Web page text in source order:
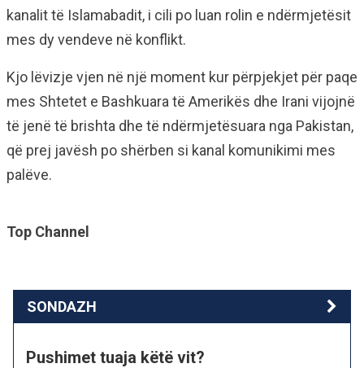
kanalit të Islamabadit, i cili po luan rolin e ndërmjetësit
mes dy vendeve në konflikt.
Kjo lëvizje vjen në një moment kur përpjekjet për paqe
mes Shtetet e Bashkuara të Amerikës dhe Irani vijojnë
të jenë të brishta dhe të ndërmjetësuara nga Pakistan,
që prej javësh po shërben si kanal komunikimi mes
palëve.
Top Channel
SONDAZH
Pushimet tuaja këtë vit?